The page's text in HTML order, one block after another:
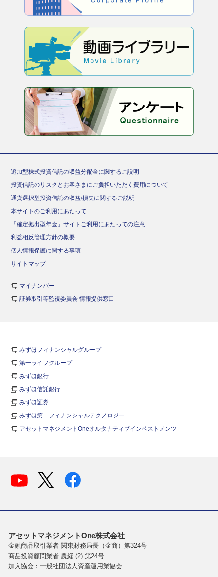
追加型株式投資信託の収益分配金に関するご説明
投資信託のリスクとお客さまにご負担いただく費用について
通貨選択型投資信託の収益/損失に関するご説明
本サイトのご利用にあたって
「確定拠出型年金」サイトご利用にあたっての注意
利益相反管理方針の概要
個人情報保護に関する事項
サイトマップ
マイナンバー
証券取引等監視委員会 情報提供窓口
みずほフィナンシャルグループ
第一ライフグループ
みずほ銀行
みずほ信託銀行
みずほ証券
みずほ第一フィナンシャルテクノロジー
アセットマネジメントOneオルタナティブインベストメンツ
アセットマネジメントOne株式会社
金融商品取引業者 関東財務局長（金商）第324号
商品投資顧問業者 農経 (2) 第24号
加入協会：一般社団法人資産運用業協会